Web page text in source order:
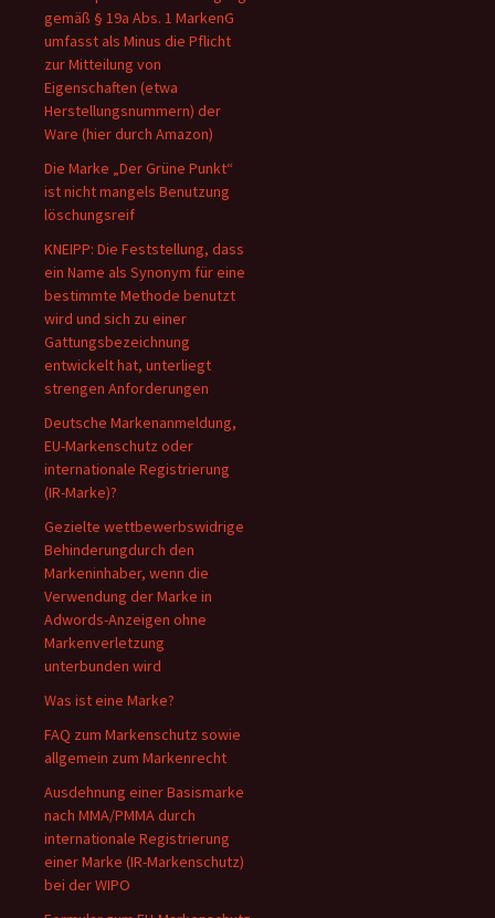
gemäß § 19a Abs. 1 MarkenG
umfasst als Minus die Pflicht
zur Mitteilung von
Eigenschaften (etwa
Herstellungsnummern) der
Ware (hier durch Amazon)
Die Marke „Der Grüne Punkt“
ist nicht mangels Benutzung
löschungsreif
KNEIPP: Die Feststellung, dass
ein Name als Synonym für eine
bestimmte Methode benutzt
wird und sich zu einer
Gattungsbezeichnung
entwickelt hat, unterliegt
strengen Anforderungen
Deutsche Markenanmeldung,
EU-Markenschutz oder
internationale Registrierung
(IR-Marke)?
Gezielte wettbewerbswidrige
Behinderungdurch den
Markeninhaber, wenn die
Verwendung der Marke in
Adwords-Anzeigen ohne
Markenverletzung
unterbunden wird
Was ist eine Marke?
FAQ zum Markenschutz sowie
allgemein zum Markenrecht
Ausdehnung einer Basismarke
nach MMA/PMMA durch
internationale Registrierung
einer Marke (IR-Markenschutz)
bei der WIPO